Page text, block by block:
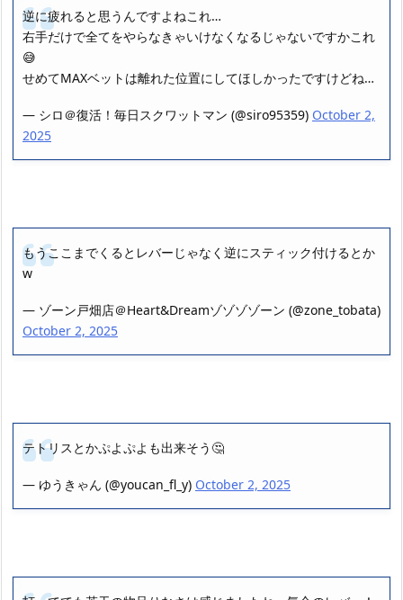
逆に疲れると思うんですよねこれ…
右手だけで全てをやらなきゃいけなくなるじゃないですかこれ
😅
せめてMAXベットは離れた位置にしてほしかったですけどね…
— シロ＠復活！毎日スクワットマン (@siro95359) October 2,
2025
もうここまでくるとレバーじゃなく逆にスティック付けるとか
w
— ゾーン戸畑店＠Heart&Dreamゾゾゾゾーン (@zone_tobata)
October 2, 2025
テトリスとかぷよぷよも出来そう🤔
— ゆうきゃん (@youcan_fl_y) October 2, 2025